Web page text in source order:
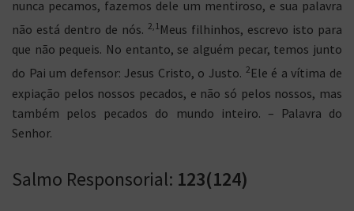
nunca pecamos, fazemos dele um mentiroso, e sua palavra
não está dentro de nós. 2,1 Meus filhinhos, escrevo isto para
que não pequeis. No entanto, se alguém pecar, temos junto
do Pai um defensor: Jesus Cristo, o Justo. 2 Ele é a vítima de
expiação pelos nossos pecados, e não só pelos nossos, mas
também pelos pecados do mundo inteiro. – Palavra do
Senhor.
Salmo Responsorial: 123(124)